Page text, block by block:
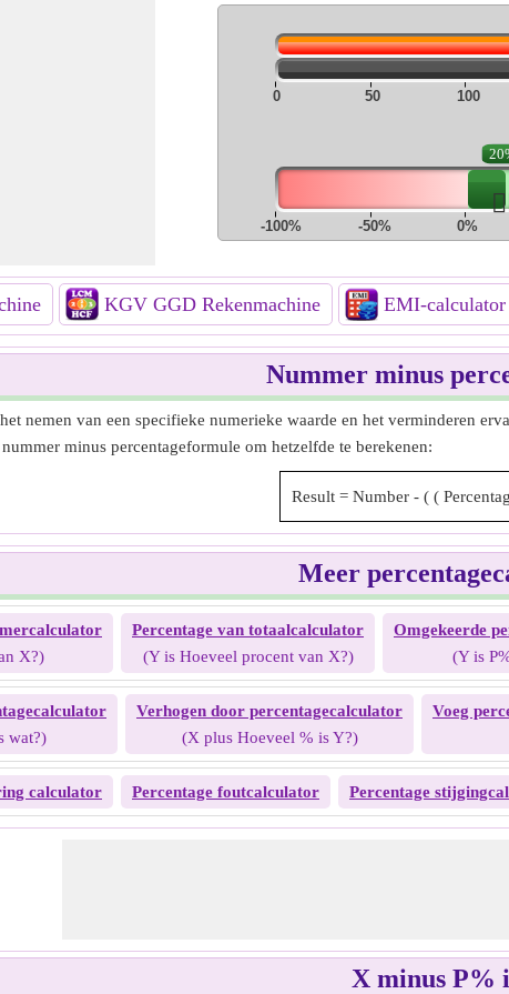
0 50 100
-100% -50% 0%
KGV GGD Rekenmachine EMI-calculator
Nummer minus
nemen van een specifieke numerieke waarde en het verminderen
minus percentageformule om hetzelfde te berekenen:
Result = Number - ( (
Meer
X?)
Percentage van totaalcalculator
(Y is Hoeveel procent van X?)
Omgekeerde
(Y is
wat?)
Verhogen door percentagecalculator
(X plus Hoeveel % is Y?)
Voeg
calculator Percentage foutcalculator Percentage
X minus P%